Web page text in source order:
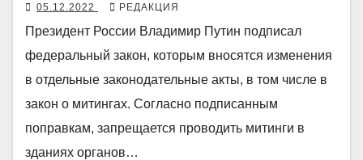
05.12.2022 РЕДАКЦИЯ
Президент России Владимир Путин подписал
федеральный закон, которым вносятся изменения
в отдельные законодательные акты, в том числе в
закон о митингах. Согласно подписанным
поправкам, запрещается проводить митинги в
зданиях органов…